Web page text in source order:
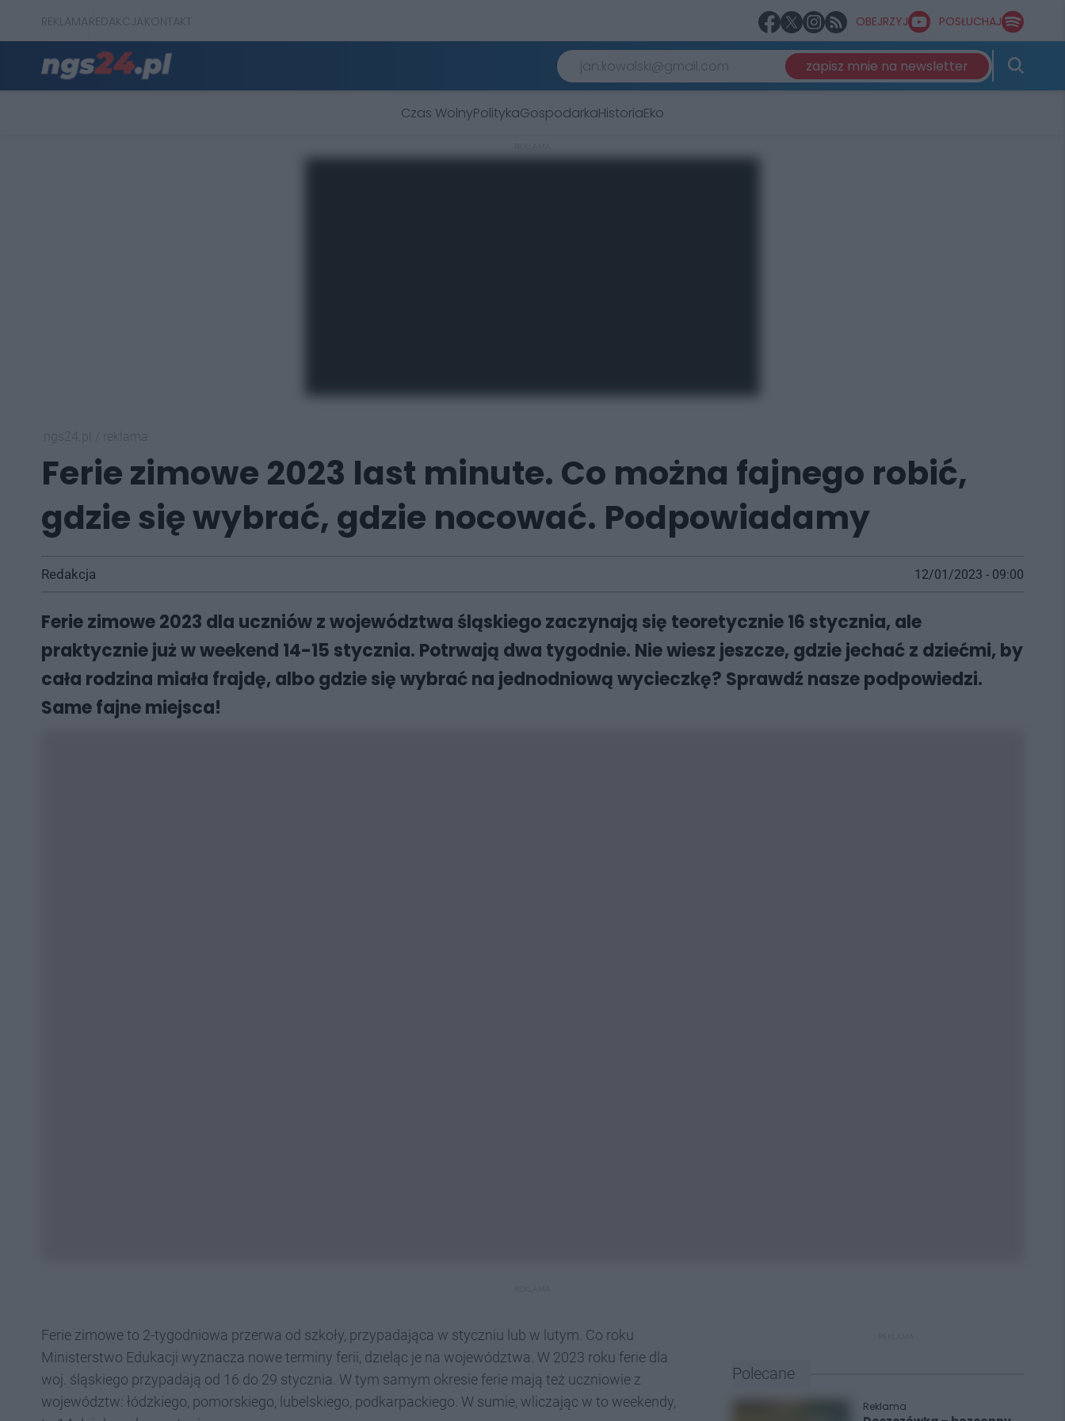
REKLAMAREDAKCJAKONTAKT OBEJRZYJ POSŁUCHAJ
zapisz mnie na newsletter
Czas WolnyPolitykaGospodarkaHistoriaEko
Ferie zimowe 2023 last minute. Co można fajnego robić,
gdzie się wybrać, gdzie nocować. Podpowiadamy
Redakcja 12/01/2023 - 09:00
Ferie zimowe 2023 dla uczniów z województwa śląskiego zaczynają się teoretycznie 16 stycznia, ale
praktycznie już w weekend 14-15 stycznia. Potrwają dwa tygodnie. Nie wiesz jeszcze, gdzie jechać z dziećmi, by
cała rodzina miała frajdę, albo gdzie się wybrać na jednodniową wycieczkę? Sprawdź nasze podpowiedzi.
Same fajne miejsca!
Ferie zimowe to 2-tygodniowa przerwa od szkoły, przypadająca w styczniu lub w lutym. Co roku
Ministerstwo Edukacji wyznacza nowe terminy ferii, dzieląc je na województwa. W 2023 roku ferie dla
woj. śląskiego przypadają od 16 do 29 stycznia. W tym samym okresie ferie mają też uczniowie z
województw: łódzkiego, pomorskiego, lubelskiego, podkarpackiego. W sumie, wliczając w to weekendy,
Polecane
Reklama